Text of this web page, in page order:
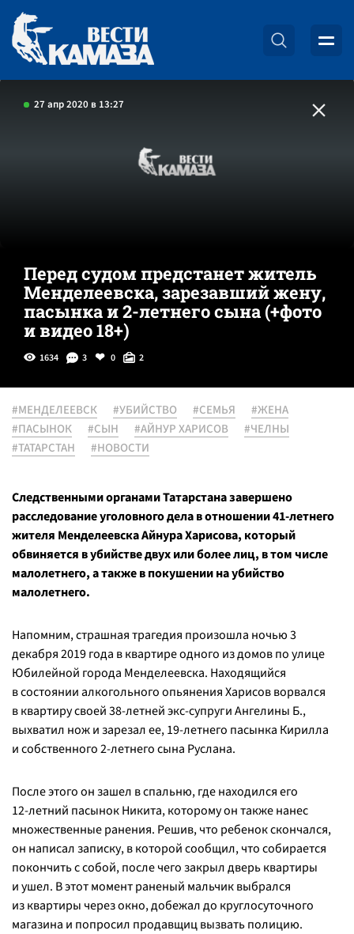
27 апр 2020 в 13:27
Перед судом предстанет житель
Менделеевска, зарезавший жену,
пасынка и 2-летнего сына (+фото
и видео 18+)
1634 3 0 2
#МЕНДЕЛЕЕВСК #УБИЙСТВО #СЕМЬЯ
#ЖЕНА
#ПАСЫНОК
#СЫН #АЙНУР ХАРИСОВ
#ЧЕЛНЫ
#ТАТАРСТАН
#НОВОСТИ
Следственными органами Татарстана завершено
расследование уголовного дела в отношении41-летнего
жителя Менделеевска Айнура Харисова, который
обвиняется в убийстве двух или более лиц, в том числе
малолетнего, а также в покушении на убийство
малолетнего.
Напомним, страшная трагедия произошла ночью 3
декабря 2019 года в квартире одного из домов по улице
Юбилейной города Менделеевска. Находящийся
в состоянии алкогольного опьянения Харисов ворвался
в квартиру своей38-летнейэкс-супругиАнгелины Б.,
выхватил нож и зарезал ее,19-летнего пасынка Кирилла
и собственного2-летнегосына Руслана.
После этого он зашел в спальню, где находился его
12-летний пасынок Никита, которому он также нанес
множественные ранения. Решив, что ребенок скончался,
он написал записку, в которой сообщил, что собирается
покончить с собой, после чего закрыл дверь квартиры
и ушел. В этот момент раненый мальчик выбрался
из квартиры через окно, добежал до круглосуточного
магазина и попросил продавщиц вызвать полицию.